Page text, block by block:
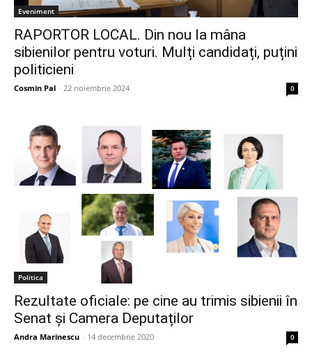
Eveniment
RAPORTOR LOCAL. Din nou la mâna
sibienilor pentru voturi. Mulți candidați, puțini
politicieni
Cosmin Pal - 22 noiembrie 2024 0
Politica
Rezultate oficiale: pe cine au trimis sibienii în
Senat și Camera Deputaților
Andra Marinescu - 14 decembrie 2020 0